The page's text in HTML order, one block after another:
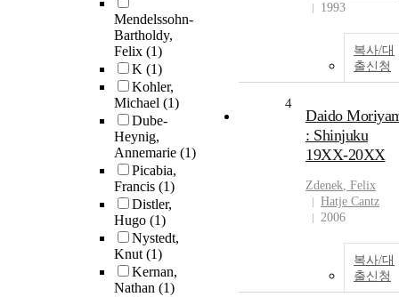
Mendelssohn-
Bartholdy,
Felix (1)
K (1)
Kohler,
Michael (1)
Dube-
Heynig,
Annemarie (1)
Picabia,
Francis (1)
Distler,
Hugo (1)
Nystedt,
Knut(1)
Kernan,
Nathan (1)
1993
복사/대
출신청
4
Daido
: Shinjuku
19XX-20XX
Zdenek, Felix
Hatje Cantz
2006
복사/대
출신청